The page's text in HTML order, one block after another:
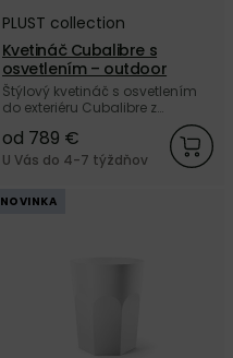
PLUST collection
Kvetináč Cubalibre s
osvetlením – outdoor
Štýlový kvetináč s osvetlením
do exteriéru Cubalibre z
odolného plastu od talianskej
značky PLUST collection.
od 789 €
U Vás do 4-7 týždňov
NOVINKA